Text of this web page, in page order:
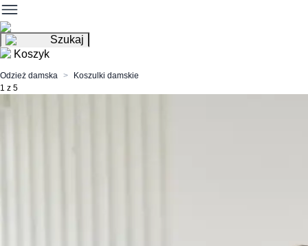
Szukaj
Koszyk
Odzież damska
Koszulki damskie
1 z 5